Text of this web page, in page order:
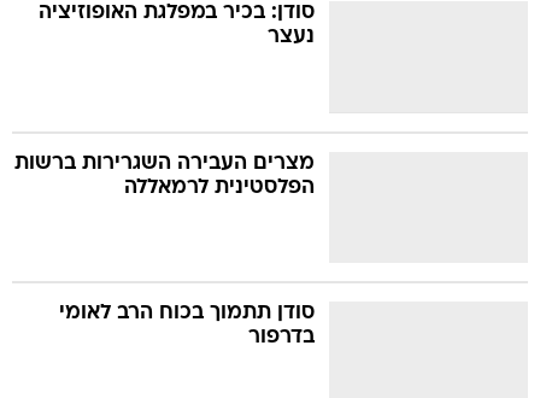
סודן: בכיר במפלגת האופוזיציה
נעצר
מצרים העבירה השגרירות ברשות
הפלסטינית לרמאללה
סודן תתמוך בכוח הרב לאומי
בדרפור